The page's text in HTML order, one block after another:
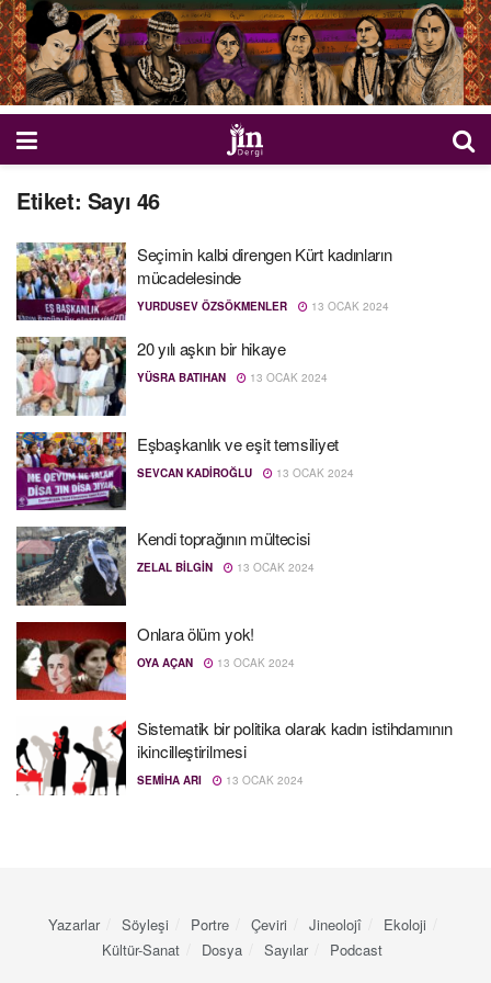
Etiket: Sayı 46
Seçimin kalbi direngen Kürt kadınların
mücadelesinde
YURDUSEV ÖZSÖKMENLER 13 OCAK 2024
20 yılı aşkın bir hikaye
YÜSRA BATIHAN 13 OCAK 2024
Eşbaşkanlık ve eşit temsiliyet
SEVCAN KADIROĞLU 13 OCAK 2024
Kendi toprağının mültecisi
ZELAL BILGIN 13 OCAK 2024
Onlara ölüm yok!
OYA AÇAN 13 OCAK 2024
Sistematik bir politika olarak kadın istihdamının
ikincilleştirilmesi
SEMIHA ARI 13 OCAK 2024
Yazarlar Söyleşi Portre Çeviri Jineolojî
Ekoloji
Kültür-Sanat
Dosya Sayılar Podcast